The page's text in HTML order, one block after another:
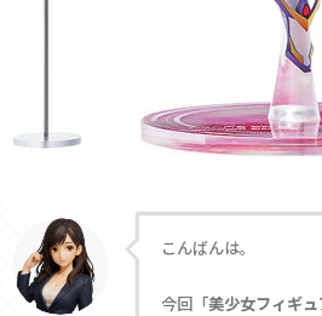
こんばんは。
今回「美少女フィギ